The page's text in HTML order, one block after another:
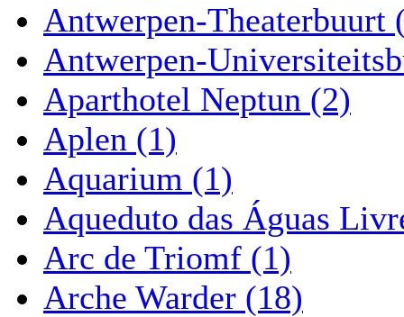
Antwerpen-Theaterbuurt
Antwerpen-
Aparthotel Neptun (2)
Aplen (1)
Aquarium (1)
Aqueduto das Águas
Arc de Triomf (1)
Arche Warder (18)